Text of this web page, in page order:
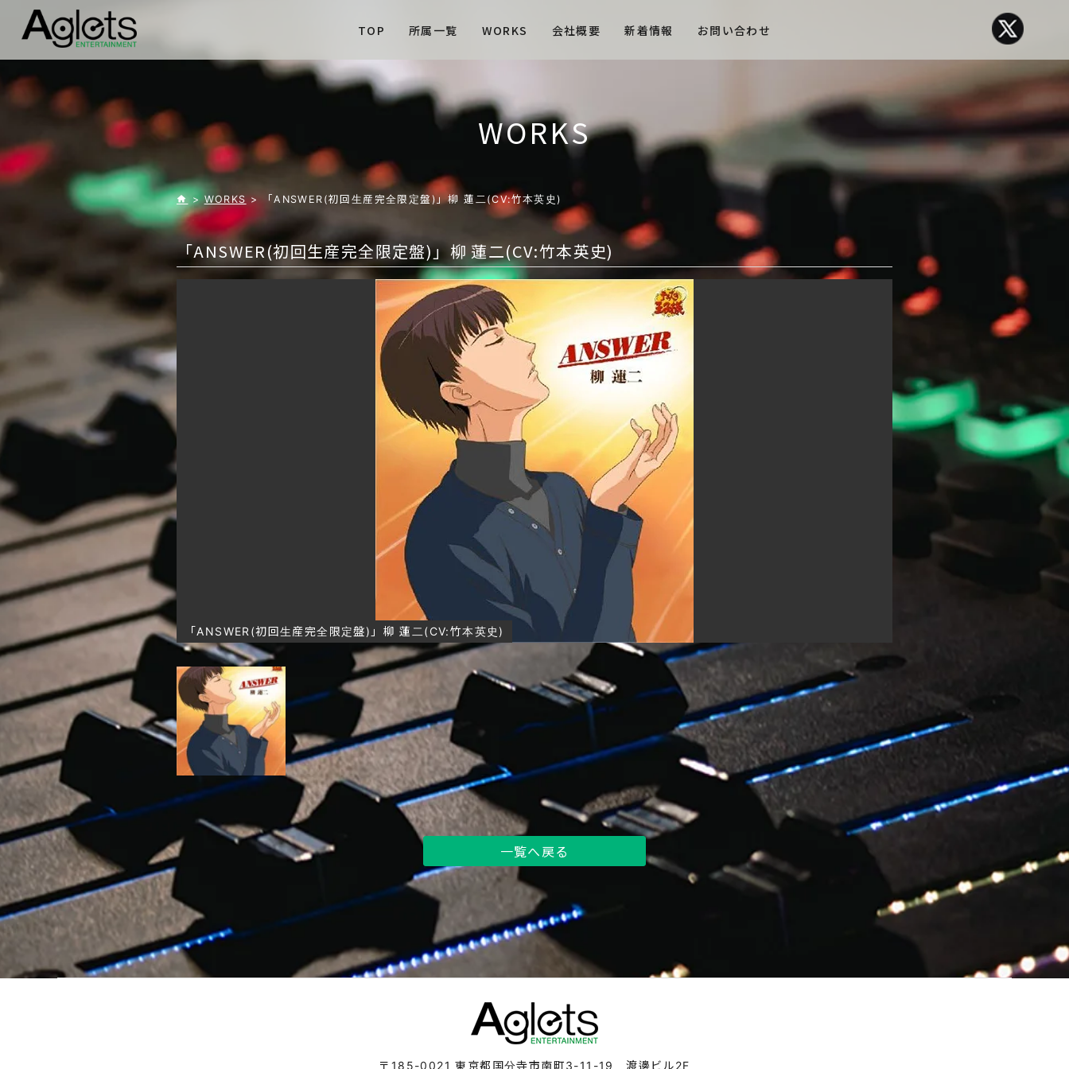
TOP 所属一覧 WORKS 会社概要 新着情報 お問い合わせ
WORKS
> WORKS> 「ANSWER(初回生産完全限定盤)」柳 蓮二(CV:竹本英史)
「ANSWER(初回生産完全限定盤)」柳 蓮二(CV:竹本英史)
「ANSWER(初回生産完全限定盤)」柳 蓮二(CV:竹本英史)
一覧へ戻る
〒185-0021 東京都国分寺市南町3-11-19 渡邊ビル2F